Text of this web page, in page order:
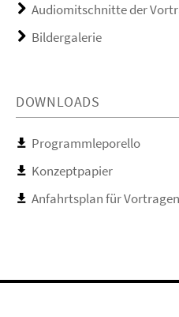
Audiomitschnitte der
Bildergalerie
DOWNLOADS
Programmleporello
Konzeptpapier
Anfahrtsplan für